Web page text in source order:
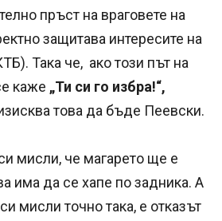
пръст на враговете на
защитава интересите на
Така че, ако този път на
каже „Ти си го избра!“,
това да бъде Пеевски.
мисли, че магарето ще е
има да се хапе по задника. А
мисли точно така, е отказът